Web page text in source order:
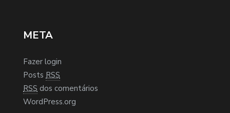
META
Fazer login
Posts RSS
RSS dos comentários
WordPress.org